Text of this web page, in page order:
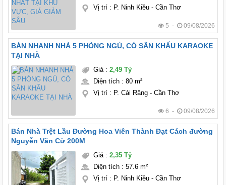
Vị trí: P. Ninh Kiều - Cần Thơ
5 - 09/08/2026
BÁN NHANH NHÀ 5 PHÒNG NGỦ, CÓ SÂN KHẤU KARAOKE
TẠI NHÀ
Giá: 2,49 Tỷ
Diện tích: 80 m²
Vị trí: P. Cái Răng - Cần Thơ
6 - 09/08/2026
Bán Nhà Trệt Lầu Đường Hoa Viên Thành Đạt Cách đường
Nguyễn Văn Cừ 200M
Giá: 2,35 Tỷ
Diện tích: 57.6 m²
Vị trí: P. Ninh Kiều - Cần Thơ